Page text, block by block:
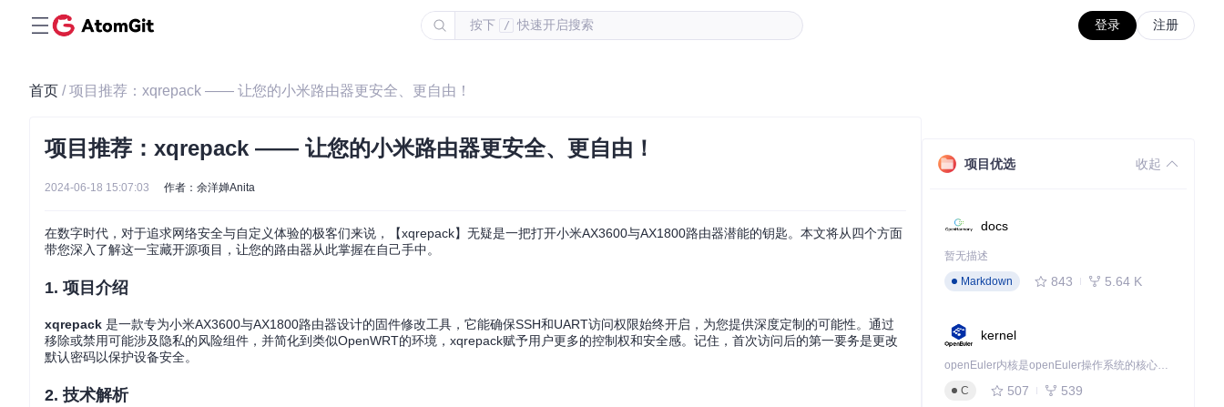
按下 / 快速开启搜索 登录 注册
首页 / 项目推荐：xqrepack —— 让您的小米路由器更安全、更自由！
项目推荐：xqrepack —— 让您的小米路由器更安全、更自由！
2024-06-18 15:07:03 作者：余洋婵Anita
在数字时代，对于追求网络安全与自定义体验的极客们来说，【xqrepack】无疑是一把打开小米AX3600与AX1800路由器潜能的钥匙。本文将从四个方面
带您深入了解这一宝藏开源项目，让您的路由器从此掌握在自己手中。
1. 项目介绍
xqrepack 是一款专为小米AX3600与AX1800路由器设计的固件修改工具，它能确保SSH和UART访问权限始终开启，为您提供深度定制的可能性。通过
移除或禁用可能涉及隐私的风险组件，并简化到类似OpenWRT的环境，xqrepack赋予用户更多的控制权和安全感。记住，首次访问后的第一要务是更改
默认密码以保护设备安全。
2. 技术解析
项目优选 收起
docs
暂无描述
Markdown
843 5.64 K
kernel
openEuler内核是openEuler操作系统的核心，既是系统性能与稳定性的基石，也是连接处理器、设备与服务的桥梁。
C
507 539